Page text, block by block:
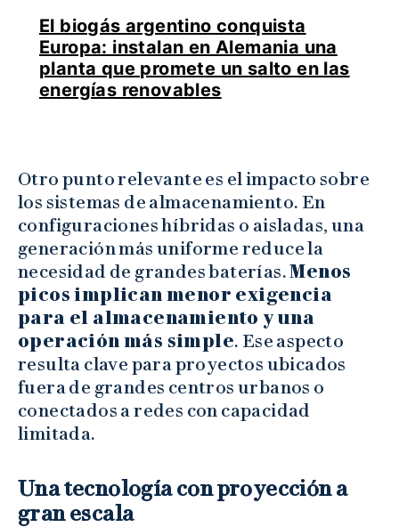
El biogás argentino conquista
Europa: instalan en Alemania una
planta que promete un salto en las
energías renovables
Otro punto relevante es el impacto sobre
los sistemas de almacenamiento. En
configuraciones híbridas o aisladas, una
generación más uniforme reduce la
necesidad de grandes baterías.Menos
picos implican menor exigencia
para el almacenamiento y una
operación más simple. Ese aspecto
resulta clave para proyectos ubicados
fuera de grandes centros urbanos o
conectados a redes con capacidad
limitada.
Una tecnología con proyección a
gran escala